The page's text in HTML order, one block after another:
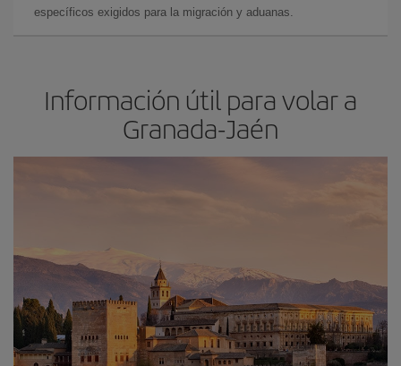
específicos exigidos para la migración y aduanas.
Información útil para volar a
Granada-Jaén